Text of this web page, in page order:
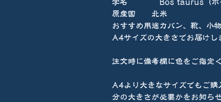
学名 Bos taurus（ボー
原産国 北米
おすすめ用途カバン、靴、小
A4サイズの大きさでお届けし
注文時に備考欄に色をご指定
A4より大きなサイズでもご
分の大きさが必要かをお知ら